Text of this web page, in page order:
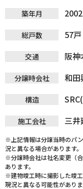
築年月
総戸数 57戸
交通 阪
分譲時会社 和田
構造
施工会社 三井
※上記情報は分譲当時のパ
況と異なる場合があります。
※分譲時会社は社名変更（
あります。
※建物竣工時に撮影した竣工
現況と異なる可能性がありま